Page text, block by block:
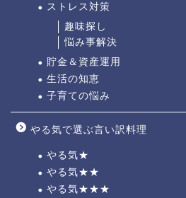
ストレス対策
趣味探し
悩み事解決
貯金＆資産運用
生活の知恵
子育ての悩み
やる気で選ぶ言い訳料理
やる気★
やる気★★
やる気★★★